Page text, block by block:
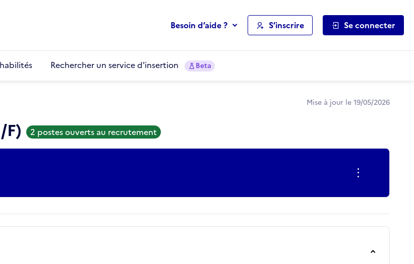
Besoin d’aide ? S’inscrire Se connecter
Rechercher un service d'insertion Beta
Mise à jour le 19/05/2026
2 postes ouverts au recrutement